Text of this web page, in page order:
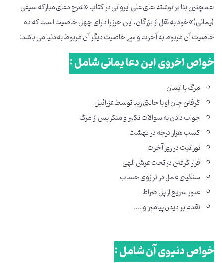
همچنین بنا بر نوشته های علی ایروانی در کتاب «شرح دعای مبارکه سیفی
(یمانی)»خود به نقل از بزرگان، این حرز را دارای چهل خاصیت است که ده
خاصیت آن مربوط به آخرت و سی خاصیت دیگر آن مربوط به دنیا می باشد:
خواص اخروی این دعا یمانی شامل :
مرگ با ایمان
گرفتن جان او با حالتی زیبا توسط عزرائیل
جواب دادن به سوالات نکیر و منکر پس از مرگ
کسب هزار درجه در بهشت
نورانیت در روز آخرت
قرار گرفتن در تحت عرش الهی
سنگینی عمل در ترازوی حساب
عبور سریع از پل صراط
تقدم بر دیدن پیامبر و ....
خواص دنیوی آن شامل :